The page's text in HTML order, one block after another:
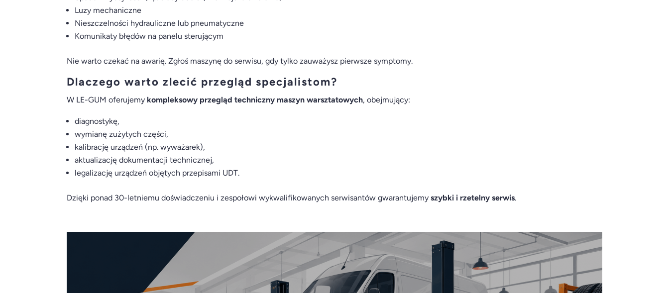
Luzy mechaniczne
Nieszczelności hydrauliczne lub pneumatyczne
Komunikaty błędów na panelu sterującym
Nie warto czekać na awarię. Zgłoś maszynę do serwisu, gdy tylko zauważysz pierwsze symptomy.
Dlaczego warto zlecić przegląd specjalistom?
W LE-GUM oferujemy kompleksowy przegląd techniczny maszyn warsztatowych, obejmujący:
diagnostykę,
wymianę zużytych części,
kalibrację urządzeń (np. wyważarek),
aktualizację dokumentacji technicznej,
legalizację urządzeń objętych przepisami UDT.
Dzięki ponad 30-letniemu doświadczeniu i zespołowi wykwalifikowanych serwisantów gwarantujemyszybki i rzetelny serwis.